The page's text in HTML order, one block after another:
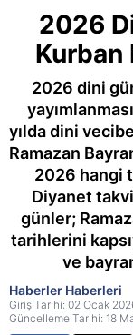
2026
Kurban
2026 dini
yılda dini
Ramazan
2026 hangi
Diyanet
günler;
tarihlerini
ve
Haberler Haberleri
Giriş Tarihi: 02 Ocak
Güncelleme Tarihi: 18